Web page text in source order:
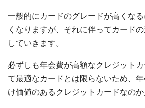
一般的にカードのグレードが高くな
くなりますが、それに伴ってカード
していきます。
必ずしも年会費が高額なクレジット
て最適なカードとは限らないため、
け価値のあるクレジットカードなのか